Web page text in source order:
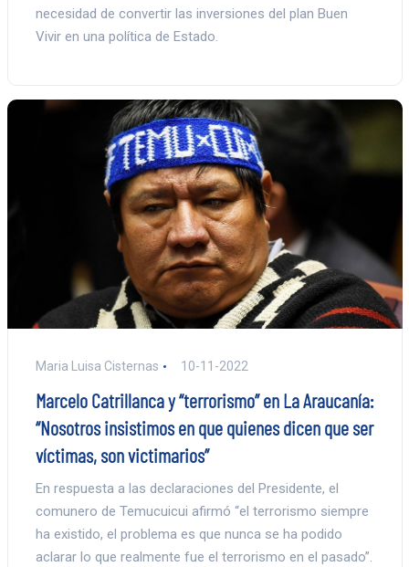
necesidad de convertir las inversiones del plan Buen
Vivir en una política de Estado.
Maria Luisa Cisternas 10-11-2022
Marcelo Catrillanca y “terrorismo” en La Araucanía:
“Nosotros insistimos en que quienes dicen que ser
víctimas, son victimarios”
En respuesta a las declaraciones del Presidente, el
comunero de Temucuicui afirmó “el terrorismo siempre
ha existido, el problema es que nunca se ha podido
aclarar lo que realmente fue el terrorismo en el pasado”.